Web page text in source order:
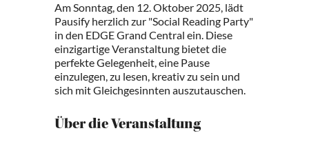
Am Sonntag, den 12. Oktober 2025, lädt
Pausify herzlich zur "Social Reading Party"
in den EDGE Grand Central ein. Diese
einzigartige Veranstaltung bietet die
perfekte Gelegenheit, eine Pause
einzulegen, zu lesen, kreativ zu sein und
sich mit Gleichgesinnten auszutauschen.
Über die Veranstaltung